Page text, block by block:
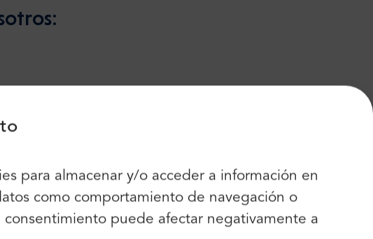
para almacenar y/o acceder a información en
como comportamiento de navegación o
puede afectar negativamente a